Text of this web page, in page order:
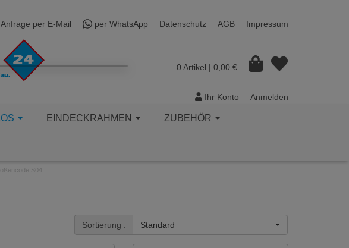
Anfrage per E-Mail per WhatsApp Datenschutz AGB Impressum
0 Artikel | 0,00 €
Ihr Konto Anmelden
EINDECKRAHMEN ZUBEHÖR
S04
Sortierung : Standard